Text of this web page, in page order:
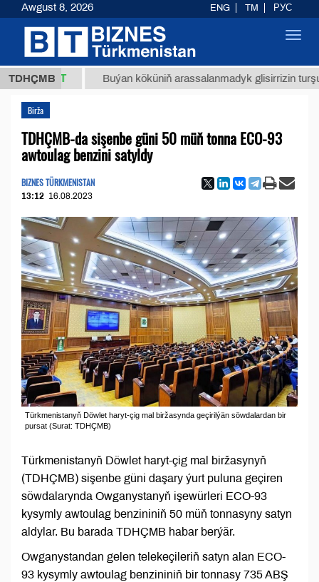
TDHÇMB
ТМТ Buýan köküniň arassalanmadyk glisirrizin turşusy (t.)
Birža
TDHÇMB-da sişenbe güni 50 müň tonna ECO-93
awtoulag benzini satyldy
BIZNES TÜRKMENISTAN
13:12 16.08.2023
Türkmenistanyň Döwlet haryt-çig mal biržasynda geçirilýän söwdalardan bir
pursat (Surat: TDHÇMB)
Türkmenistanyň Döwlet haryt-çig mal biržasynyň
(TDHÇMB) sişenbe güni daşary ýurt puluna geçiren
söwdalarynda Owganystanyň işewürleri ECO-93
kysymly awtoulag benzininiň 50 müň tonnasyny satyn
aldylar. Bu barada TDHÇMB habar berýär.
Owganystandan gelen telekeçileriň satyn alan ECO-
93 kysymly awtoulag benzininiň bir tonnasy 735 ABŞ
Awgust 8, 2026 ENG TM РУС